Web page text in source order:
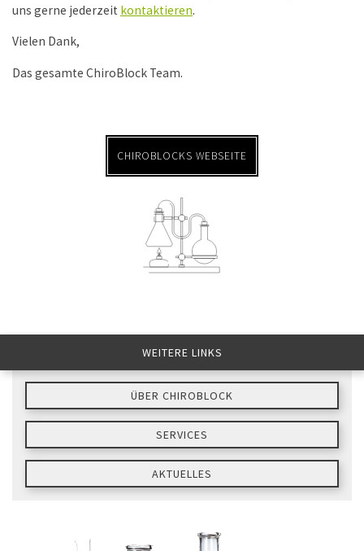
uns gerne jederzeit kontaktieren.
Vielen Dank,
Das gesamte ChiroBlock Team.
CHIROBLOCKS WEBSEITE
WEITERE LINKS
ÜBER CHIROBLOCK
SERVICES
AKTUELLES